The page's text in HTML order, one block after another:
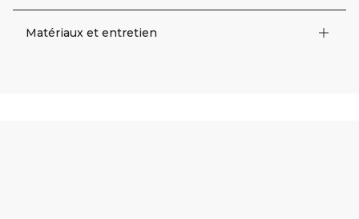
Matériaux et entretien